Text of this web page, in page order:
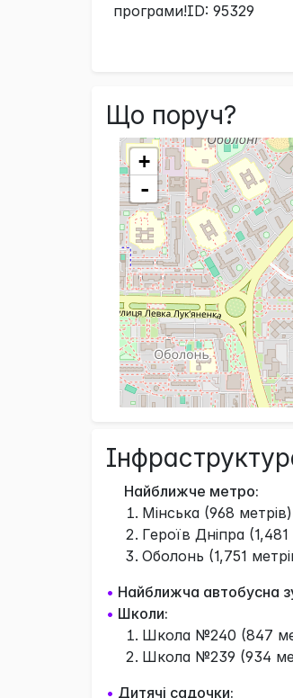
програми!ID: 95329
Що поруч?
+
-
Найближче метро:
Мінська (968 метрів)
Героїв Дніпра (1,481
Оболонь (1,751
• Найближча автобусна
• Школи:
Школа №240 (847
Школа №239 (934
• Дитячі садочки: